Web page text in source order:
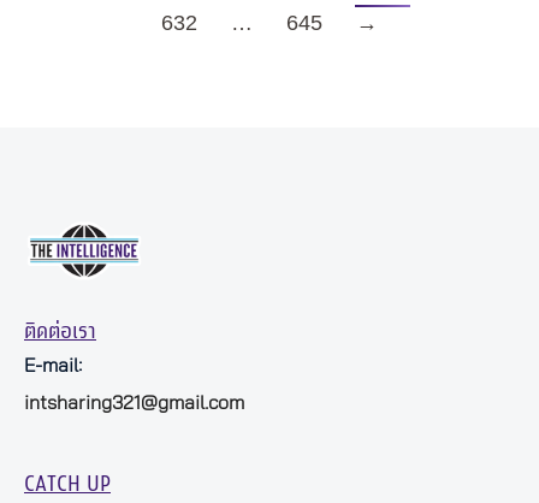
632
… 645 →
ติดต่อเรา
E-mail:
intsharing321@gmail.com
CATCH UP